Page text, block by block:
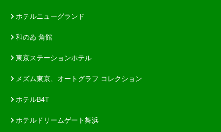
ホテルニューグランド
和のゐ 角館
東京ステーションホテル
メズム東京、オートグラフ コレクション
ホテルB4T
ホテルドリームゲート舞浜